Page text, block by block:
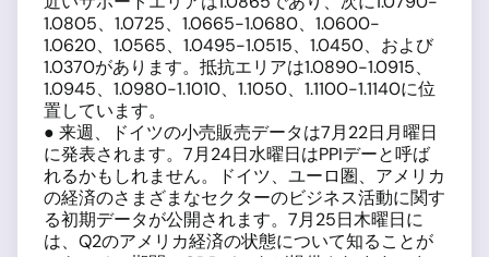
1.0805、1.0725、1.0665-1.0680、1.0600-
1.0620、1.0565、1.0495-1.0515、1.0450、および
1.0370があります。抵抗エリアは1.0890-1.0915、
1.0945、1.0980-1.1010、1.1050、1.1100-1.1140に位
置しています。
● 来週、ドイツの小売販売データは7月22日月曜日
に発表されます。7月24日水曜日はPPIデーと呼ば
れるかもしれません。ドイツ、ユーロ圏、アメリカ
の経済のさまざまなセクターのビジネス活動に関す
る初期データが公開されます。7月25日木曜日に
は、Q2のアメリカ経済の状態について知ることが